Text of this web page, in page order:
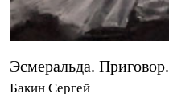
Эсмеральда. Приговор.
Бакин Сергей